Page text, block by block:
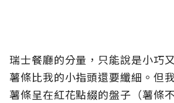
瑞士餐廳的分量，只能說是小巧
薯條比我的小指頭還要纖細。但
薯條呈在紅花點綴的盤子（薯條